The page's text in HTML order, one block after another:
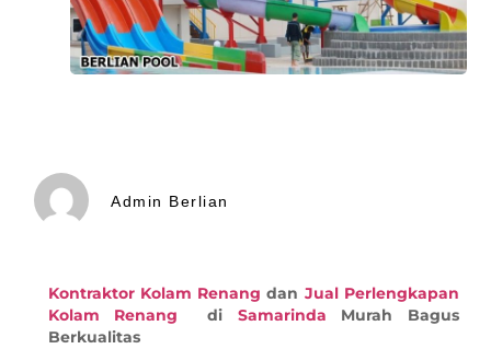
Admin Berlian
Kontraktor Kolam Renang dan Jual Perlengkapan
Kolam Renang
di Samarinda Murah Bagus
Berkualitas